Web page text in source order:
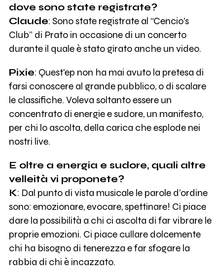
dove sono state registrate?
Claude: Sono state registrate al “Cencio's
Club” di Prato in occasione di un concerto
durante il quale è stato girato anche un video.
Pixie: Quest'ep non ha mai avuto la pretesa di
farsi conoscere al grande pubblico, o di scalare
le classifiche. Voleva soltanto essere un
concentrato di energie e sudore, un manifesto,
per chi lo ascolta, della carica che esplode nei
nostri live.
E oltre a energia e sudore, quali altre
velleità vi proponete?
K: Dal punto di vista musicale le parole d'ordine
sono: emozionare, evocare, spettinare! Ci piace
dare la possibilità a chi ci ascolta di far vibrare le
proprie emozioni. Ci piace cullare dolcemente
chi ha bisogno di tenerezza e far sfogare la
rabbia di chi è incazzato.